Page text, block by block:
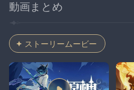
動画まとめ
ストーリームービー